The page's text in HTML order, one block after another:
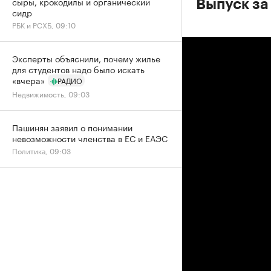
Выпуск
сидр
РБК и РСХБ, 09:10
Эксперты объяснили, почему жилье
для студентов надо было искать
«вчера»
РАДИО
Недвижимость, 09:03
Пашинян заявил о понимании
невозможности членства в ЕС и ЕАЭС
Политика, 09:03